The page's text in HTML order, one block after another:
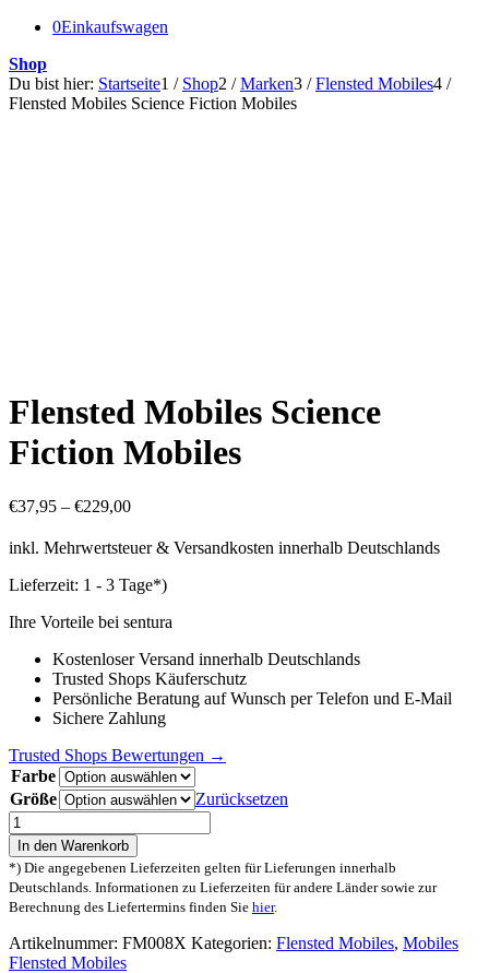
0Einkaufswagen
Shop
Du bist hier: Startseite1 / Shop2 / Marken3 / Flensted Mobiles4 /
Flensted Mobiles Science Fiction Mobiles
Flensted Mobiles Science
Fiction Mobiles
€37,95 – €229,00
inkl. Mehrwertsteuer & Versandkosten innerhalb Deutschlands
Lieferzeit: 1 - 3 Tage*)
Ihre Vorteile bei sentura
Kostenloser Versand innerhalb Deutschlands
Trusted Shops Käuferschutz
Persönliche Beratung auf Wunsch per Telefon und E-Mail
Sichere Zahlung
Trusted Shops Bewertungen →
Farbe
Größe
Zurücksetzen
Flensted
Mobiles
Science
Fiction
Mobiles
Menge
In den Warenkorb
*) Die angegebenen Lieferzeiten gelten für Lieferungen innerhalb
Deutschlands. Informationen zu Lieferzeiten für andere Länder sowie zur
Berechnung des Liefertermins finden Sie hier.
Artikelnummer: FM008X Kategorien: Flensted Mobiles, Mobiles
Flensted Mobiles